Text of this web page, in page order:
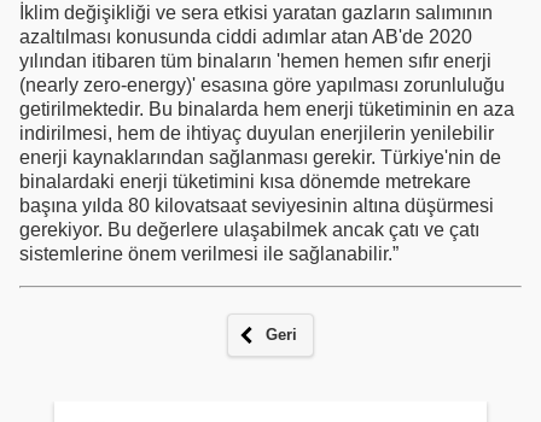
İklim değişikliği ve sera etkisi yaratan gazların salımının
azaltılması konusunda ciddi adımlar atan AB'de 2020
yılından itibaren tüm binaların 'hemen hemen sıfır enerji
(nearly zero-energy)' esasına göre yapılması zorunluluğu
getirilmektedir. Bu binalarda hem enerji tüketiminin en aza
indirilmesi, hem de ihtiyaç duyulan enerjilerin yenilebilir
enerji kaynaklarından sağlanması gerekir. Türkiye'nin de
binalardaki enerji tüketimini kısa dönemde metrekare
başına yılda 80 kilovatsaat seviyesinin altına düşürmesi
gerekiyor. Bu değerlere ulaşabilmek ancak çatı ve çatı
sistemlerine önem verilmesi ile sağlanabilir.”
Geri